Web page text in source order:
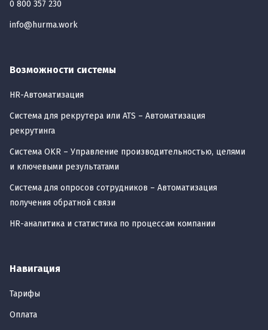
0 800 357 230
info@hurma.work
Возможности системы
HR-Автоматизация
Cистема для рекрутера или ATS – Автоматизация
рекрутинга
Система OKR – Управление производительностью, целями
и ключевыми результатами
Система для опросов сотрудников – Автоматизация
получения обратной связи
HR-аналитика и статистика по процессам компании
Навигация
Тарифы
Оплата